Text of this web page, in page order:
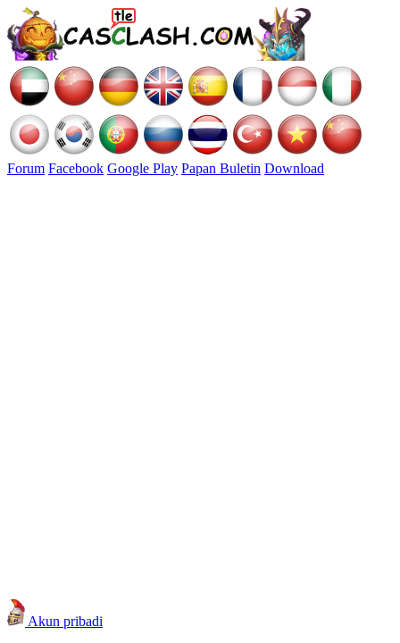
Forum Facebook Google Play Papan Buletin Download
Akun pribadi